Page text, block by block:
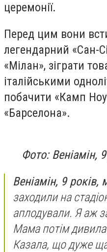
церемонії.
Перед цим вони
легендарний «Сан-
«Мілан», зіграти
італійськими
побачити «Камп
«Барселона».
Фото: Веніамін,
Веніамін, 9 років,
заходили на
аплодували. Я аж
Мама потім
Казала, що дуже